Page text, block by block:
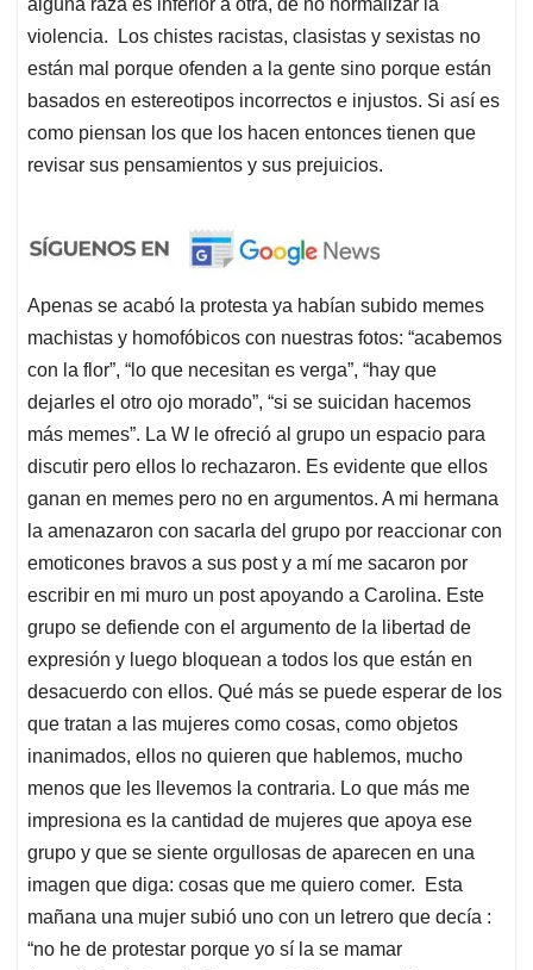
alguna raza es inferior a otra, de no normalizar la
violencia. Los chistes racistas, clasistas y sexistas no
están mal porque ofenden a la gente sino porque están
basados en estereotipos incorrectos e injustos. Si así es
como piensan los que los hacen entonces tienen que
revisar sus pensamientos y sus prejuicios.
Apenas se acabó la protesta ya habían subido memes
machistas y homofóbicos con nuestras fotos: “acabemos
con la flor”, “lo que necesitan es verga”, “hay que
dejarles el otro ojo morado”, “si se suicidan hacemos
más memes”. La W le ofreció al grupo un espacio para
discutir pero ellos lo rechazaron. Es evidente que ellos
ganan en memes pero no en argumentos. A mi hermana
la amenazaron con sacarla del grupo por reaccionar con
emoticones bravos a sus post y a mí me sacaron por
escribir en mi muro un post apoyando a Carolina. Este
grupo se defiende con el argumento de la libertad de
expresión y luego bloquean a todos los que están en
desacuerdo con ellos. Qué más se puede esperar de los
que tratan a las mujeres como cosas, como objetos
inanimados, ellos no quieren que hablemos, mucho
menos que les llevemos la contraria. Lo que más me
impresiona es la cantidad de mujeres que apoya ese
grupo y que se siente orgullosas de aparecen en una
imagen que diga: cosas que me quiero comer. Esta
mañana una mujer subió uno con un letrero que decía :
“no he de protestar porque yo sí la se mamar